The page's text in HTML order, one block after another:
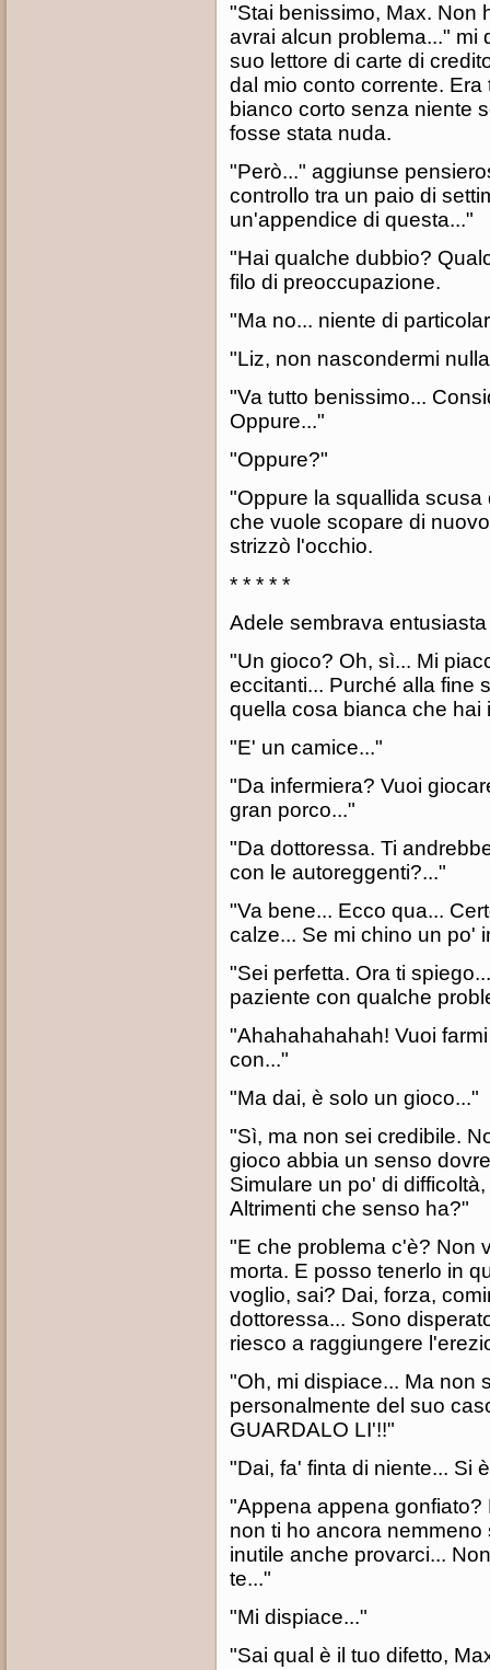
"Stai benissimo, Max. Non
avrai alcun problema..." mi
suo lettore di carte di
dal mio conto corrente.
bianco corto senza niente
fosse stata nuda.
"Però..." aggiunse
controllo tra un paio di
un'appendice di questa..."
"Hai qualche dubbio?
filo di preoccupazione.
"Ma no... niente di
"Liz, non nascondermi
"Va tutto benissimo...
Oppure..."
"Oppure?"
"Oppure la squallida
che vuole scopare di
strizzò l'occhio.
* * * * *
Adele sembrava
"Un gioco? Oh, sì... Mi
eccitanti... Purché alla fine
quella cosa bianca che hai
"E' un camice..."
"Da infermiera? Vuoi
gran porco..."
"Da dottoressa. Ti
con le autoreggenti?..."
"Va bene... Ecco qua...
calze... Se mi chino un po'
"Sei perfetta. Ora ti
paziente con qualche
"Ahahahahahah! Vuoi
con..."
"Ma dai, è solo un gioco..."
"Sì, ma non sei credibile.
gioco abbia un senso
Simulare un po' di
Altrimenti che senso ha?"
"E che problema c'è? Non
morta. E posso tenerlo in
voglio, sai? Dai, forza,
dottoressa... Sono
riesco a raggiungere
"Oh, mi dispiace... Ma non
personalmente del suo
GUARDALO LI'!!"
"Dai, fa' finta di niente... Si
"Appena appena
non ti ho ancora
inutile anche provarci...
te..."
"Mi dispiace..."
"Sai qual è il tuo difetto,